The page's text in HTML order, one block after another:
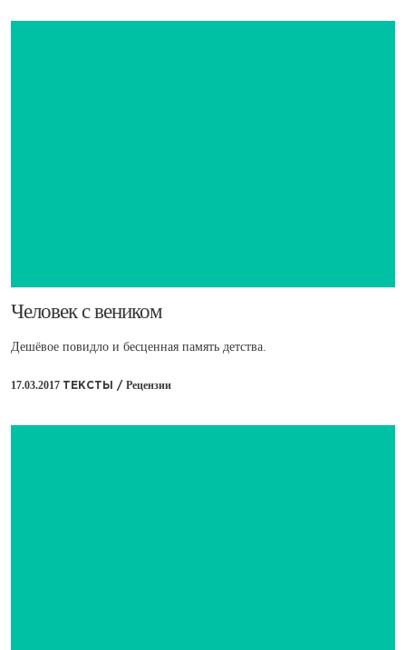
​Человек с веником
Дешёвое повидло и бесценная память детства.
17.03.2017 ТЕКСТЫ / Рецензии